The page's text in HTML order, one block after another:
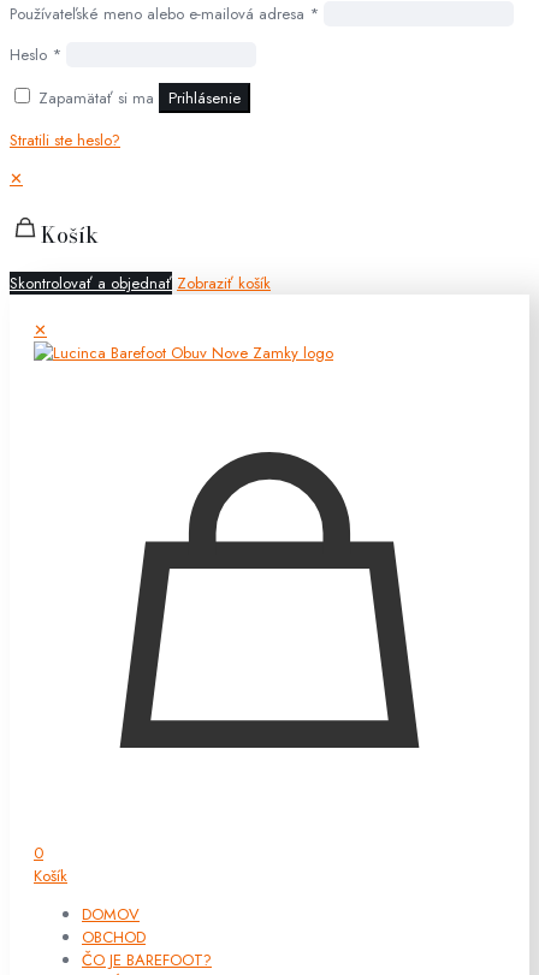
Používateľské meno alebo e-mailová adresa *
Heslo *
Zapamätať si ma
Prihlásenie
Stratili ste heslo?
✕
Košík
Skontrolovať a objednať Zobraziť košík
✕
0
Košík
DOMOV
OBCHOD
ČO JE BAREFOOT?